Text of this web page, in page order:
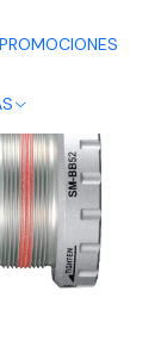
PROMOCIONES